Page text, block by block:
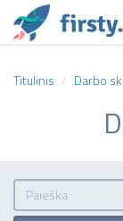
Titulinis Darbo